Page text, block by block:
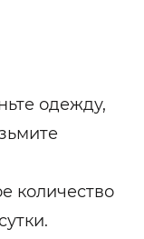
одежду,
количество